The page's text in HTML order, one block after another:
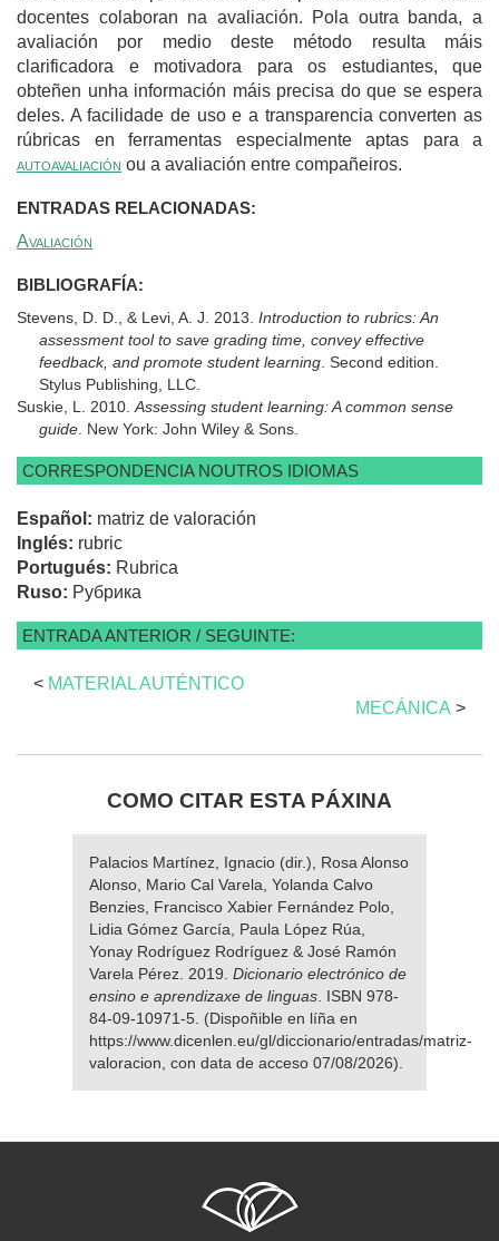
docentes colaboran na avaliación. Pola outra banda, a
avaliación por medio deste método resulta máis
clarificadora e motivadora para os estudiantes, que
obteñen unha información máis precisa do que se espera
deles. A facilidade de uso e a transparencia converten as
rúbricas en ferramentas especialmente aptas para a
autoavaliación ou a avaliación entre compañeiros.
ENTRADAS RELACIONADAS:
Avaliación
BIBLIOGRAFÍA:
Stevens, D. D., & Levi, A. J. 2013. Introduction to rubrics: An
assessment tool to save grading time, convey effective
feedback, and promote student learning . Second edition.
Stylus Publishing, LLC.
Suskie, L. 2010. Assessing student learning: A common sense
guide . New York: John Wiley & Sons.
CORRESPONDENCIA NOUTROS IDIOMAS
Español: matriz de valoración
Inglés: rubric
Portugués: Rubrica
Ruso: Рубрика
ENTRADA ANTERIOR / SEGUINTE:
< MATERIAL AUTÉNTICO
MECÁNICA >
COMO CITAR ESTA PÁXINA
Palacios Martínez, Ignacio (dir.), Rosa Alonso
Alonso, Mario Cal Varela, Yolanda Calvo
Benzies, Francisco Xabier Fernández Polo,
Lidia Gómez García, Paula López Rúa,
Yonay Rodríguez Rodríguez & José Ramón
Varela Pérez. 2019. Dicionario electrónico de
ensino e aprendizaxe de linguas . ISBN 978-
84-09-10971-5. (Dispoñible en líña en
https://www.dicenlen.eu/gl/diccionario/entradas/matriz-
valoracion, con data de acceso 07/08/2026).